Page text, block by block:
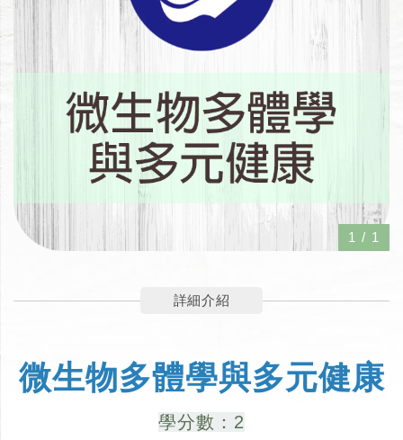
1 / 1
詳細介紹
微生物多體學與多元健康
學分數：2